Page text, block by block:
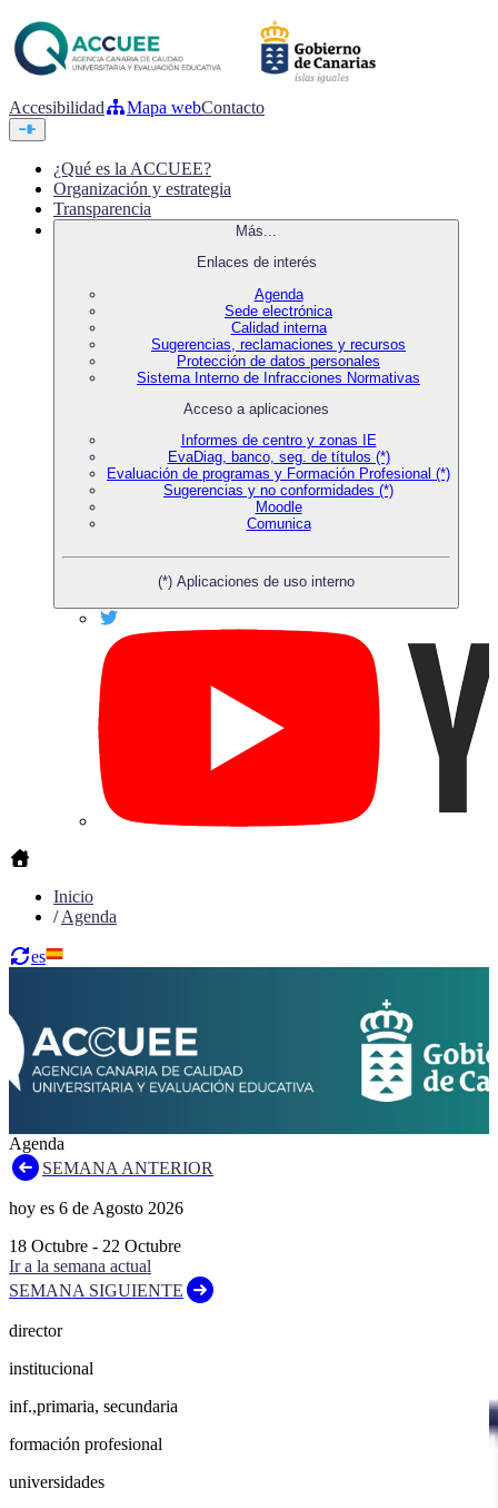
Accesibilidad Mapa webContacto
¿Qué es la ACCUEE?
Organización y estrategia
Transparencia
Más...
Enlaces de interés
Agenda
Sede electrónica
Calidad interna
Sugerencias, reclamaciones y recursos
Protección de datos personales
Sistema Interno de Infracciones Normativas
Acceso a aplicaciones
Informes de centro y zonas IE
EvaDiag, banco, seg. de títulos (*)
Evaluación de programas y Formación Profesional (*)
Sugerencias y no conformidades (*)
Moodle
Comunica
(*) Aplicaciones de uso interno
Inicio
/Agenda
es
Agenda
SEMANA ANTERIOR
hoy es 6 de Agosto 2026
18 Octubre - 22 Octubre
Ir a la semana actual
SEMANA SIGUIENTE
director
institucional
inf.,primaria, secundaria
formación profesional
universidades